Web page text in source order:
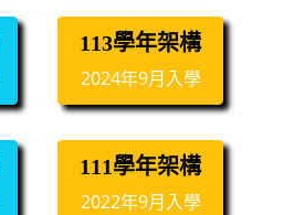
113學年架構
2024年9月入學
111學年架構
2022年9月入學